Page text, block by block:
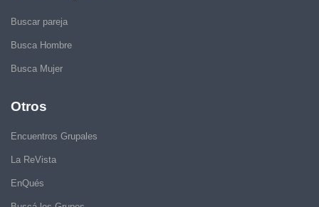
Buscar pareja
Busca Hombre
Busca Mujer
Otros
Encuentros Grupales
La ReVista
EnQués